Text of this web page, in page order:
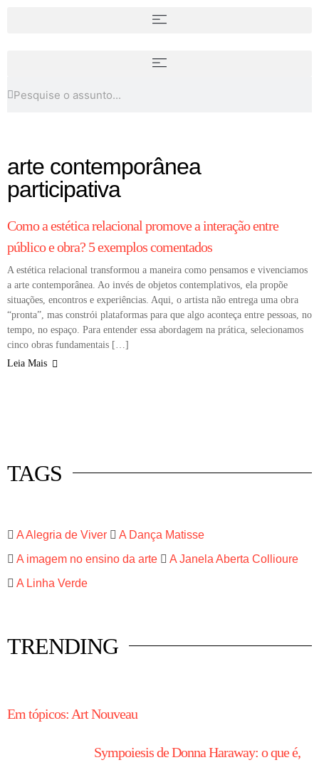
O que é um texto curatorial?
15 cursos de arte online para
fazer agora
arte contemporânea
participativa
ARTISTAS
Como a estética relacional promove a interação entre
público e obra? 5 exemplos comentados
A estética relacional transformou a maneira como pensamos e vivenciamos
a arte contemporânea. Ao invés de objetos contemplativos, ela propõe
situações, encontros e experiências. Aqui, o artista não entrega uma obra
“pronta”, mas constrói plataformas para que algo aconteça entre pessoas, no
tempo, no espaço. Para entender essa abordagem na prática, selecionamos
cinco obras fundamentais […]
Leia Mais
TAGS
A Alegria de Viver
A Dança Matisse
A imagem no ensino da arte
A Janela Aberta Collioure
A Linha Verde
TRENDING
Em tópicos: Art Nouveau
Sympoiesis de Donna Haraway: o que é,